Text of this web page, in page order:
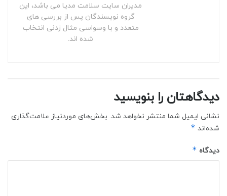
مدیران سایت سلامت مدیا می باشد، این
گروه نویسندگان پس از بررسی های
متعدد و با وسواسی مثال زدنی انتخاب
شده اند.
دیدگاهتان را بنویسید
نشانی ایمیل شما منتشر نخواهد شد. بخش‌های موردنیاز علامت‌گذاری
شده‌اند *
دیدگاه *